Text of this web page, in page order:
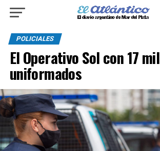
POLICIALES
El Operativo Sol con 17 mil
uniformados